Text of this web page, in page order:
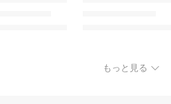
もっと見る